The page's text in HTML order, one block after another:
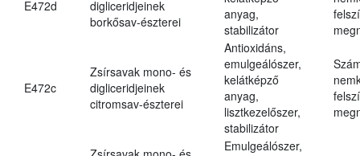
E472d
digliceridjeinek
borkősav-észterei
anyag,
stabilizátor
E472c
Zsírsavak mono- és
digliceridjeinek
citromsav-észterei
Antioxidáns,
emulgeálószer,
kelátképző
anyag,
lisztkezelőszer,
stabilizátor
Emulgeálószer,